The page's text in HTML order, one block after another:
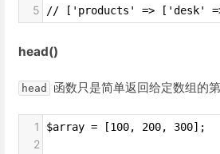
5
// ['products' => ['desk'
head()
head 函数只是简单返回给定数组的
1 $array = [100, 200, 300];
2